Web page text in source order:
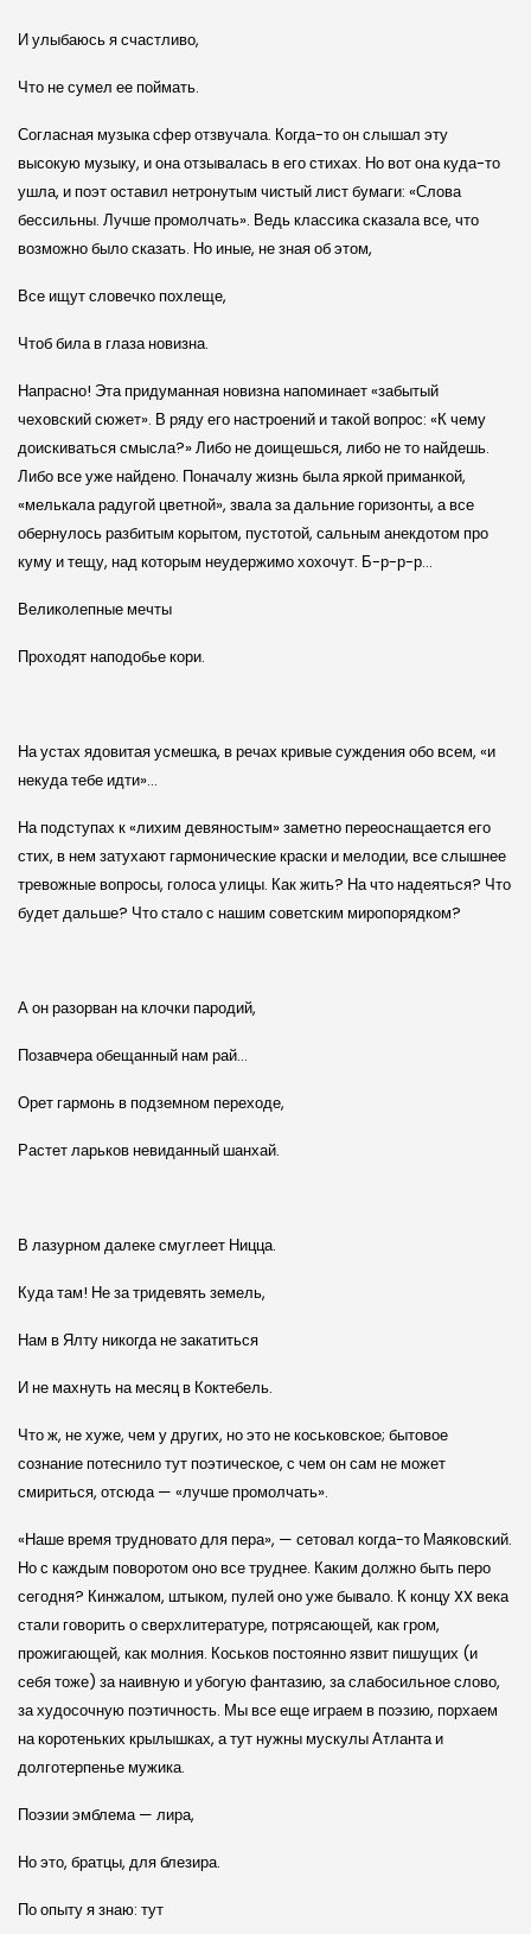
И улыбаюсь я счастливо,
Что не сумел ее поймать.
Согласная музыка сфер отзвучала. Когда-то он слышал эту
высокую музыку, и она отзывалась в его стихах. Но вот она куда-то
ушла, и поэт оставил нетронутым чистый лист бумаги: «Слова
бессильны. Лучше промолчать». Ведь классика сказала все, что
возможно было сказать. Но иные, не зная об этом,
Все ищут словечко похлеще,
Чтоб била в глаза новизна.
Напрасно! Эта придуманная новизна напоминает «забытый
чеховский сюжет». В ряду его настроений и такой вопрос: «К чему
доискиваться смысла?» Либо не доищешься, либо не то найдешь.
Либо все уже найдено. Поначалу жизнь была яркой приманкой,
«мелькала радугой цветной», звала за дальние горизонты, а все
обернулось разбитым корытом, пустотой, сальным анекдотом про
куму и тещу, над которым неудержимо хохочут. Б-р-р-р…
Великолепные мечты
Проходят наподобье кори.
На устах ядовитая усмешка, в речах кривые суждения обо всем, «и
некуда тебе идти»…
На подступах к «лихим девяностым» заметно переоснащается его
стих, в нем затухают гармонические краски и мелодии, все слышнее
тревожные вопросы, голоса улицы. Как жить? На что надеяться? Что
будет дальше? Что стало с нашим советским миропорядком?
А он разорван на клочки пародий,
Позавчера обещанный нам рай…
Орет гармонь в подземном переходе,
Растет ларьков невиданный шанхай.
В лазурном далеке смуглеет Ницца.
Куда там! Не за тридевять земель,
Нам в Ялту никогда не закатиться
И не махнуть на месяц в Коктебель.
Что ж, не хуже, чем у других, но это не коськовское; бытовое
сознание потеснило тут поэтическое, с чем он сам не может
смириться, отсюда — «лучше промолчать».
«Наше время трудновато для пера», — сетовал когда-то Маяковский.
Но с каждым поворотом оно все труднее. Каким должно быть перо
сегодня? Кинжалом, штыком, пулей оно уже бывало. К концу XX века
стали говорить о сверхлитературе, потрясающей, как гром,
прожигающей, как молния. Коськов постоянно язвит пишущих (и
себя тоже) за наивную и убогую фантазию, за слабосильное слово,
за худосочную поэтичность. Мы все еще играем в поэзию, порхаем
на коротеньких крылышках, а тут нужны мускулы Атланта и
долготерпенье мужика.
Поэзии эмблема — лира,
Но это, братцы, для блезира.
По опыту я знаю: тут